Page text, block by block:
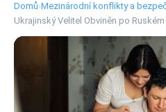
Domů›Mezinárodní konflikty a
Ukrajinský Velitel Obviněn po